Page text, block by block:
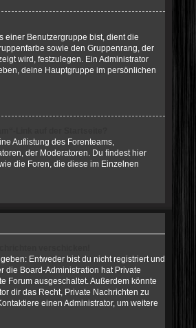
einer Benutzergruppe bist, dient die
sowie den Gruppenrang, der
wird, festzulegen. Ein Administrator
deine Hauptgruppe im persönlichen
Auflistung des Forenteams,
der Moderatoren. Du findest hier
die Foren, die diese im Einzelnen
Entweder bist du nicht registriert und
die Board-Administration hat Private
Forum ausgeschaltet. Außerdem könnte
dir das Recht, Private Nachrichten zu
einen Administrator, um weitere